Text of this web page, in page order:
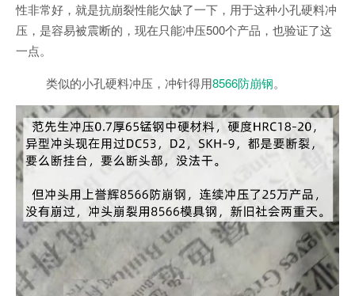
性非常好，就是抗崩裂性能欠缺了一下，用于这种小孔硬料冲
压，是容易被震断的，现在只能冲压500个产品，也验证了这
一点。
类似的小孔硬料冲压，冲针得用8566防崩钢。